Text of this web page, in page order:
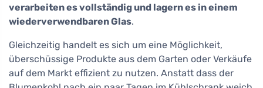
verarbeiten es vollständig und lagern es in einem
wiederverwendbaren Glas.
Gleichzeitig handelt es sich um eine Möglichkeit,
überschüssige Produkte aus dem Garten oder Verkäufe
auf dem Markt effizient zu nutzen. Anstatt dass der